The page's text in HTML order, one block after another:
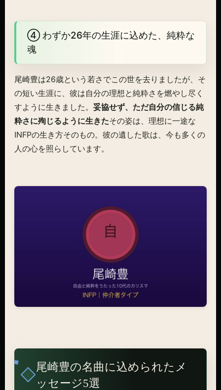
④ わずか26年の生涯に込めた、純粋な
魂
尾崎豊は26歳という若さでこの世を去りましたが、そ
の短い生涯に、彼は自分の理想と純粋さを燃やし尽く
すように生きました。 妥協せず、ただ自分の信じる純
粋さに殉じるように生きたその姿は、理想に一途な
INFPの生き方そのもの。彼の遺した歌は、今も多くの
人の心を照らしています。
尾崎豊の名曲に込められたメ
ッセージ5選